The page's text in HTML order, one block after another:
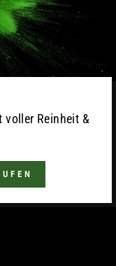
voller Reinheit &